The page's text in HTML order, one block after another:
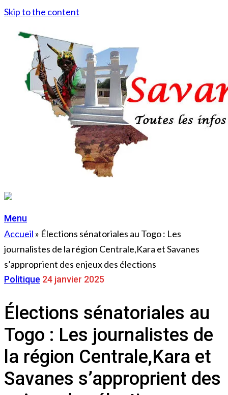
Skip to the content
Menu
Accueil » Élections sénatoriales au Togo : Les
journalistes de la région Centrale,Kara et Savanes
s’approprient des enjeux des élections
Politique 24 janvier 2025
Élections sénatoriales au
Togo : Les journalistes de
la région Centrale,Kara et
Savanes s’approprient des